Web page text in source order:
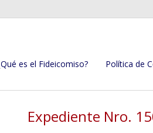
es el Fideicomiso? Política de
Expediente Nro.